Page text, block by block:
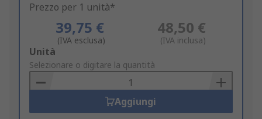
Prezzo per 1 unità*
39,75 €
(IVA esclusa)
48,50 €
(IVA inclusa)
Add
to
Basket
Unità
Selezionare o digitare la quantità
Aggiungi